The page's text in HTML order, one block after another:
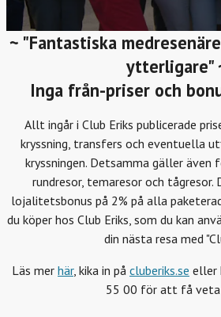
~ "Fantastiska
ytterligare"
Inga från-priser och
Allt ingår i Club Eriks publicerade
kryssning, transfers och eventuella
kryssningen. Detsamma gäller även
rundresor, temaresor och tågresor.
lojalitetsbonus på 2% på alla
du köper hos Club Eriks, som du kan
din nästa resa med
Läs mer här, kika in på cluberiks.se eller
55 00 för att få veta